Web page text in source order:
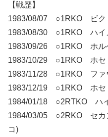
【戦歴】
1983/08/07 ○1RKO ビク
1983/08/30 ○1RKO ハイ
1983/09/26 ○1RKO ホル
1983/10/29 ○1RKO ホセ
1983/11/28 ○1RKO ファ
1983/12/19 ○1RKO ホセ
1984/01/18 ○2RTKO ハ
1984/03/05 ○2RKO セカ
コ)